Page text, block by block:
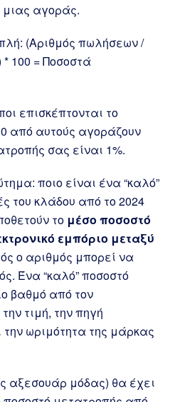
αγοράς.
(Αριθμός πωλήσεων /
100 = Ποσοστά
επισκέπτονται το
από αυτούς αγοράζουν
σας είναι 1%.
ποιο είναι ένα “καλό”
του κλάδου από το 2024
το μέσο ποσοστό
εμπόριο μεταξύ
ο αριθμός μπορεί να
Ένα “καλό” ποσοστό
βαθμό από τον
τιμή, την πηγή
την ωριμότητα της μάρκας
αξεσουάρ μόδας) θα έχει